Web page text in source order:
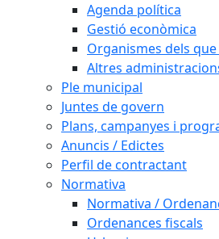
Agenda política
Gestió econòmica
Organismes dels
Altres
Ple municipal
Juntes de govern
Plans, campanyes i
Anuncis / Edictes
Perfil de contractant
Normativa
Normativa /
Ordenances fiscals